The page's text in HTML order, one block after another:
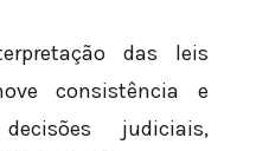
das leis
consistência e
judiciais,